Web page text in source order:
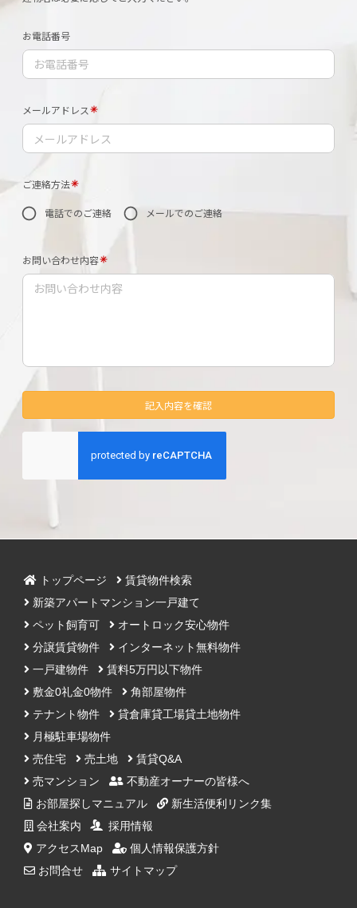
トップページ
賃貸物件検索
新築アパートマンション一戸建て
ペット飼育可
オートロック安心物件
分譲賃貸物件
インターネット無料物件
一戸建物件
賃料5万円以下物件
敷金0礼金0物件
角部屋物件
テナント物件
貸倉庫貸工場貸土地物件
月極駐車場物件
売住宅
売土地
賃貸Q&A
売マンション
不動産オーナーの皆様へ
お部屋探しマニュアル
新生活便利リンク集
会社案内
採用情報
アクセスMap
個人情報保護方針
お問合せ
サイトマップ